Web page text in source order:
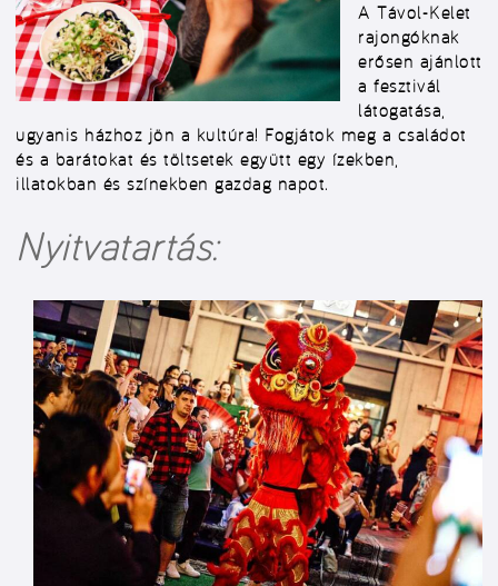
A Távol-Kelet
rajongóknak
erősen ajánlott
a fesztivál
látogatása,
ugyanis házhoz jön a kultúra! Fogjátok meg a családot
és a barátokat és töltsetek együtt egy ízekben,
illatokban és színekben gazdag napot.
Nyitvatartás: